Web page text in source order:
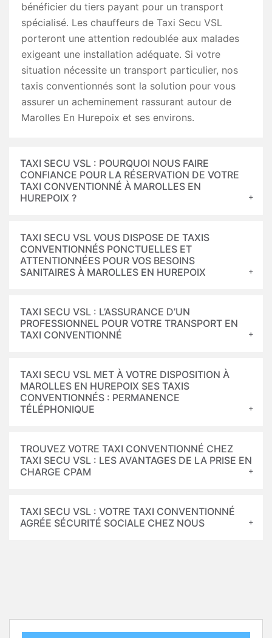
bénéficier du tiers payant pour un transport
spécialisé. Les chauffeurs de Taxi Secu VSL
porteront une attention redoublée aux malades
exigeant une installation adéquate. Si votre
situation nécessite un transport particulier, nos
taxis conventionnés sont la solution pour vous
assurer un acheminement rassurant autour de
Marolles En Hurepoix et ses environs.
TAXI SECU VSL : POURQUOI NOUS FAIRE
CONFIANCE POUR LA RÉSERVATION DE VOTRE
TAXI CONVENTIONNÉ À MAROLLES EN
HUREPOIX ?
TAXI SECU VSL VOUS DISPOSE DE TAXIS
CONVENTIONNÉS PONCTUELLES ET
ATTENTIONNÉES POUR VOS BESOINS
SANITAIRES À MAROLLES EN HUREPOIX
TAXI SECU VSL : L’ASSURANCE D’UN
PROFESSIONNEL POUR VOTRE TRANSPORT EN
TAXI CONVENTIONNÉ
TAXI SECU VSL MET À VOTRE DISPOSITION À
MAROLLES EN HUREPOIX SES TAXIS
CONVENTIONNÉS : PERMANENCE
TÉLÉPHONIQUE
TROUVEZ VOTRE TAXI CONVENTIONNÉ CHEZ
TAXI SECU VSL : LES AVANTAGES DE LA PRISE EN
CHARGE CPAM
TAXI SECU VSL : VOTRE TAXI CONVENTIONNÉ
AGRÉE SÉCURITÉ SOCIALE CHEZ NOUS